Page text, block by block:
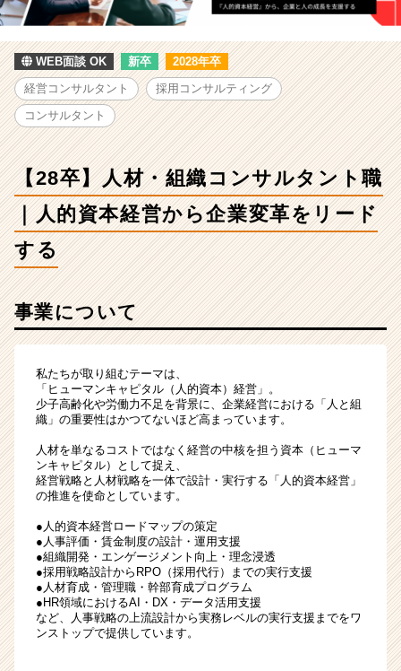
グ
の
用/
求
人
人
材・
組
織
タ
ン
ト
職
｜
人
的
資
本
経
か
ら
企
業
変
革
WEB面談 OK 新卒 2028年卒
経営コンサルタント 採用コンサルティング
コンサルタント
【28卒】人材・組織コンサルタント職
｜人的資本経営から企業変革をリード
する
事業について
私たちが取り組むテーマは、
「ヒューマンキャピタル（人的資本）経営」。
少子高齢化や労働力不足を背景に、企業経営における「人と組
織」の重要性はかつてないほど高まっています。
人材を単なるコストではなく経営の中核を担う資本（ヒューマ
ンキャピタル）として捉え、
経営戦略と人材戦略を一体で設計・実行する「人的資本経営」
の推進を使命としています。
●人的資本経営ロードマップの策定
●人事評価・賃金制度の設計・運用支援
●組織開発・エンゲージメント向上・理念浸透
●採用戦略設計からRPO（採用代行）までの実行支援
●人材育成・管理職・幹部育成プログラム
●HR領域におけるAI・DX・データ活用支援
など、人事戦略の上流設計から実務レベルの実行支援までをワ
ンストップで提供しています。